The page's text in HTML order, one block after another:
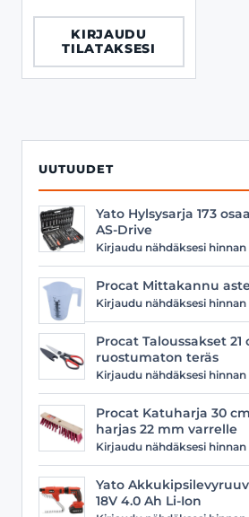
UUTUUDET
Yato Hylsysarja 173
AS-Drive
Kirjaudu nähdäksesi
Procat Mittakannu
Kirjaudu nähdäksesi
Procat Taloussakset 21
ruostumaton teräs
Kirjaudu nähdäksesi
Procat Katuharja 30
harjas 22 mm varrelle
Kirjaudu nähdäksesi
Yato
18V 4.0 Ah Li-Ion
KIRJAUDU
TILATAKSESI